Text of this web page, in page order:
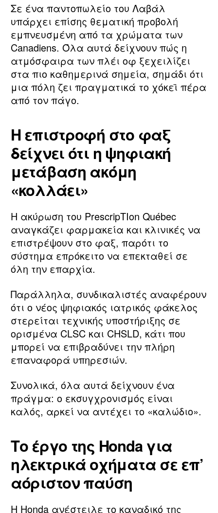
Σε ένα παντοπωλείο του Λαβάλ
υπάρχει επίσης θεματική προβολή
εμπνευσμένη από τα χρώματα των
Canadiens. Όλα αυτά δείχνουν πώς η
ατμόσφαιρα των πλέι οφ ξεχειλίζει
στα πιο καθημερινά σημεία, σημάδι ότι
μια πόλη ζει πραγματικά το χόκεϊ πέρα
από τον πάγο.
Η επιστροφή στο φαξ
δείχνει ότι η ψηφιακή
μετάβαση ακόμη
«κολλάει»
Η ακύρωση του PrescripTIon Québec
αναγκάζει φαρμακεία και κλινικές να
επιστρέψουν στο φαξ, παρότι το
σύστημα επρόκειτο να επεκταθεί σε
όλη την επαρχία.
Παράλληλα, συνδικαλιστές αναφέρουν
ότι ο νέος ψηφιακός ιατρικός φάκελος
στερείται τεχνικής υποστήριξης σε
ορισμένα CLSC και CHSLD, κάτι που
μπορεί να επιβραδύνει την πλήρη
επαναφορά υπηρεσιών.
Συνολικά, όλα αυτά δείχνουν ένα
πράγμα: ο εκσυγχρονισμός είναι
καλός, αρκεί να αντέχει το «καλώδιο».
Το έργο της Honda για
ηλεκτρικά οχήματα σε επ’
αόριστον παύση
Η Honda ανέστειλε το καναδικό της